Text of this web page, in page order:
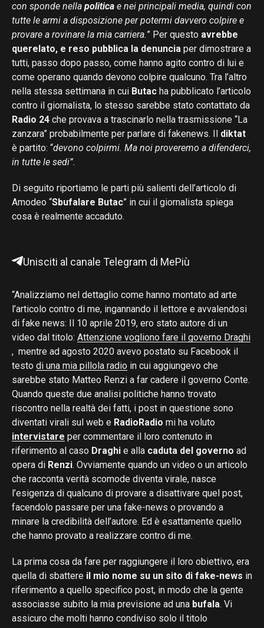
con sponde nella politica e nei principali media, quindi con
tutte le armi a disposizione per potermi davvero colpire e
provare a rovinare la mia carriera.” Per questo avrebbe
querelato, e reso pubblica la denuncia per dimostrare a
tutti, passo dopo passo, come hanno agito contro di lui e
come operano quando devono colpire qualcuno. Tra l’altro
nella stessa settimana in cui Butac ha pubblicato l’articolo
contro il giornalista, lo stesso sarebbe stato contattato da
Radio 24 che provava a trascinarlo nella trasmissione “La
zanzara” probabilmente per parlare di fakenews. Il
diktat
è partito: “devono colpirmi. Ma noi proveremo a difenderci,
in tutte le sedi”.
Di seguito riportiamo le parti più salienti dell’articolo di
Amodeo “Sbufalare Butac” in cui il giornalista spiega
cosa è realmente accaduto.
Unisciti al canale Telegram di MePiù
“Analizziamo nel dettaglio come hanno montato ad arte
l’articolo contro di me, ingannando il lettore e avvalendosi
di fake news: Il 10 aprile 2019, ero stato autore di un
video dal titolo: Attenzione vogliono fare il governo Draghi
, mentre ad agosto 2020 avevo postato su Facebook il
testo di una mia pillola radio in cui aggiungevo che
sarebbe stato Matteo Renzi a far cadere il governo Conte.
Quando queste due analisi politiche hanno trovato
riscontro nella realtà dei fatti, i post in questione sono
diventati virali sul web e RadioRadio mi ha voluto
intervistare per commentare il loro contenuto in
riferimento al caso Draghi e alla caduta del governo ad
opera di Renzi. Ovviamente quando un video o un articolo
che racconta verità scomode diventa virale, nasce
l’esigenza di qualcuno di provare a disattivare quel post,
facendolo passare per una fake-news o provando a
minare la credibilità dell’autore. Ed è esattamente quello
che hanno provato a realizzare contro di me.
La prima cosa da fare per raggiungere il loro obiettivo, era
quella di sbattere il mio nome su un sito di fake-news in
riferimento a quello specifico post, in modo che la gente
associasse subito la mia previsione ad una bufala. Vi
assicuro che molti hanno condiviso solo il titolo